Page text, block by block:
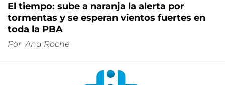
El tiempo: sube a naranja la alerta por
tormentas y se esperan vientos fuertes en
toda la PBA
Por Ana Roche